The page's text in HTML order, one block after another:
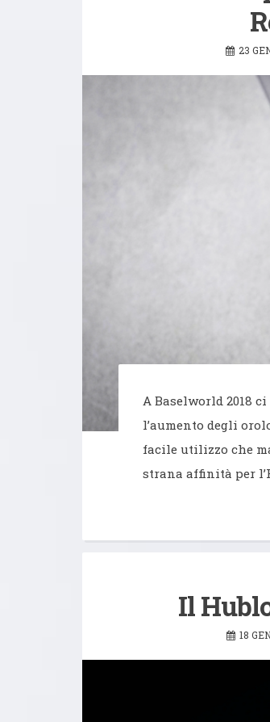
23
A Baselworld 2018
l’aumento degli
facile utilizzo che
strana affinità per
Il
18